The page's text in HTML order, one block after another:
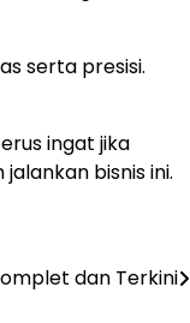
serta presisi.
ingat jika
bisnis ini.
dan Terkini